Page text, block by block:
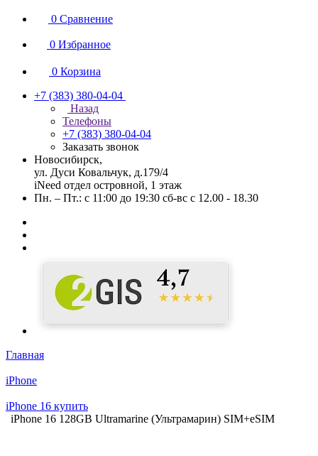
0 Сравнение
0 Избранное
0 Корзина
+7 (383) 380-04-04
Назад
Телефоны
+7 (383) 380-04-04
Заказать звонок
Новосибирск,
ул. Дуси Ковальчук, д.179/4
iNeed отдел островной, 1 этаж
Пн. – Пт.: с 11:00 до 19:30 сб-вс с 12.00 - 18.30
Главная
iPhone
iPhone 16 купить
iPhone 16 128GB Ultramarine (Ультрамарин) SIM+eSIM